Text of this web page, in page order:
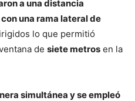
a una distancia
una rama lateral de
lo que permitió
de siete metros en la
simultánea y se empleó